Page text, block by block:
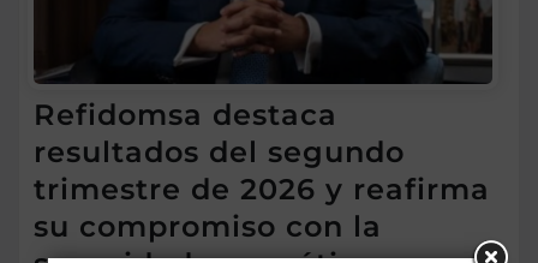
Refidomsa destaca
resultados del segundo
trimestre de 2026 y reafirma
su compromiso con la